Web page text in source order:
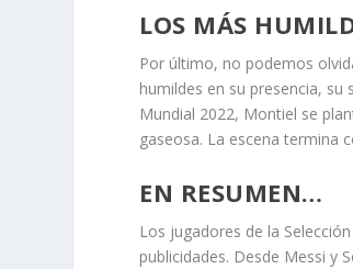
LOS MÁS
Por último, no podemos
humildes en su presencia,
Mundial 2022, Montiel se
gaseosa. La escena termina
EN RESUMEN…
Los jugadores de la
publicidades. Desde Messi y